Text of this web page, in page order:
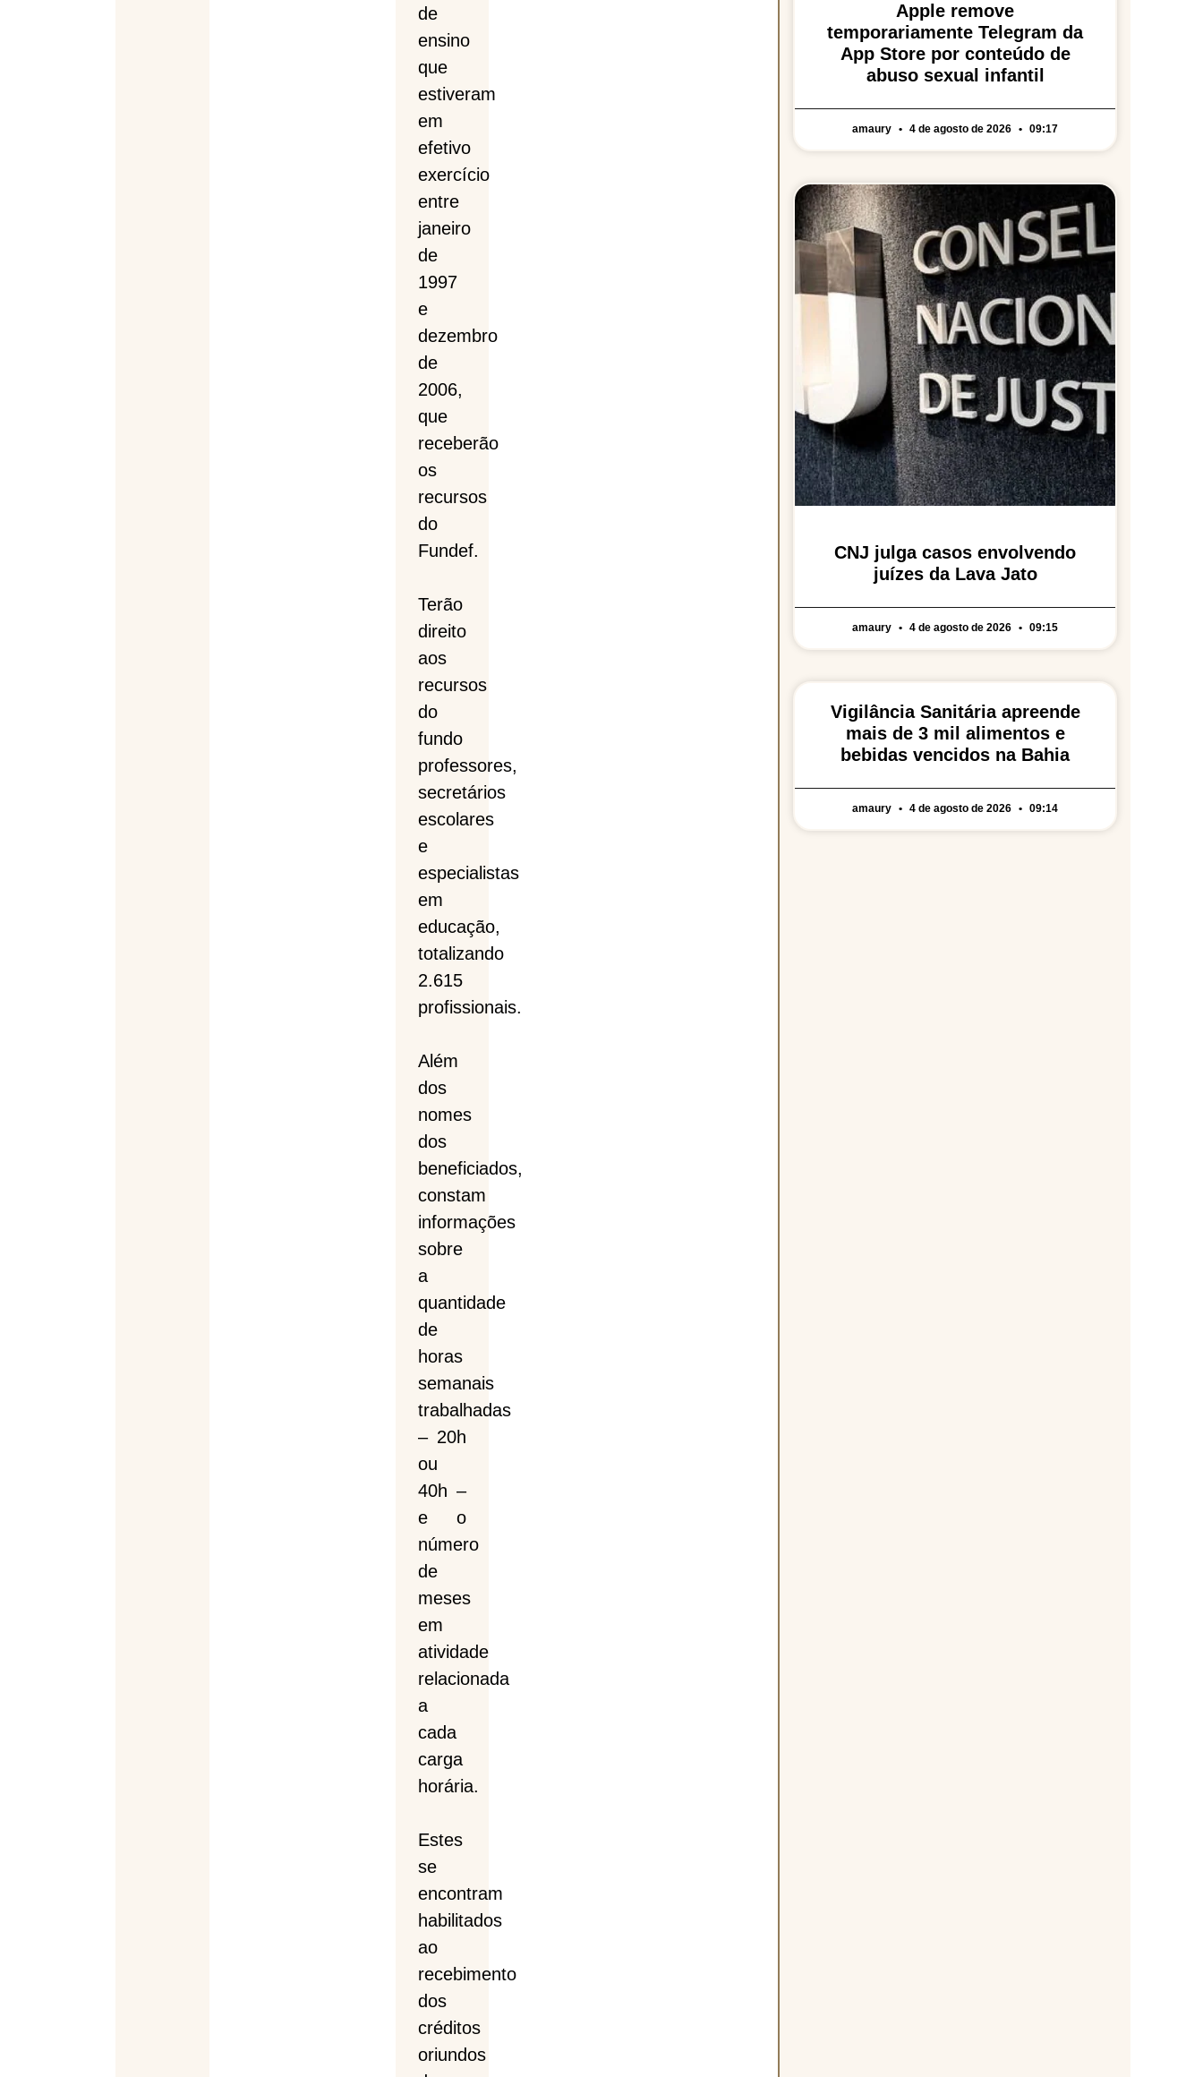
de
ensino
que
estiveram
em
efetivo
exercício
entre
janeiro
de
1997
e
dezembro
de
2006,
que
receberão
os
recursos
do
Fundef.
Terão
direito
aos
recursos
do
fundo
professores,
secretários
escolares
e
especialistas
em
educação,
totalizando
2.615
profissionais.
Além
dos
nomes
dos
beneficiados,
constam
informações
sobre
a
quantidade
de
horas
semanais
trabalhadas
– 20h
ou
40h –
e o
número
de
meses
em
atividade
relacionada
a
cada
carga
horária.
Estes
se
encontram
habilitados
ao
recebimento
dos
créditos
oriundos
Apple remove
temporariamente Telegram da
App Store por conteúdo de
abuso sexual infantil
amaury 4 de agosto de 2026 09:17
CNJ julga casos envolvendo
juízes da Lava Jato
amaury 4 de agosto de 2026 09:15
Vigilância Sanitária apreende
mais de 3 mil alimentos e
bebidas vencidos na Bahia
amaury 4 de agosto de 2026 09:14